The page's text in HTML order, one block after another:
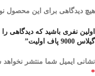
هیچ دیدگاهی برای این محصول
اولین نفری باشید که دیدگاهی
گیلاس 9000 پاف اولیت”
نشانی ایمیل شما منتشر
*